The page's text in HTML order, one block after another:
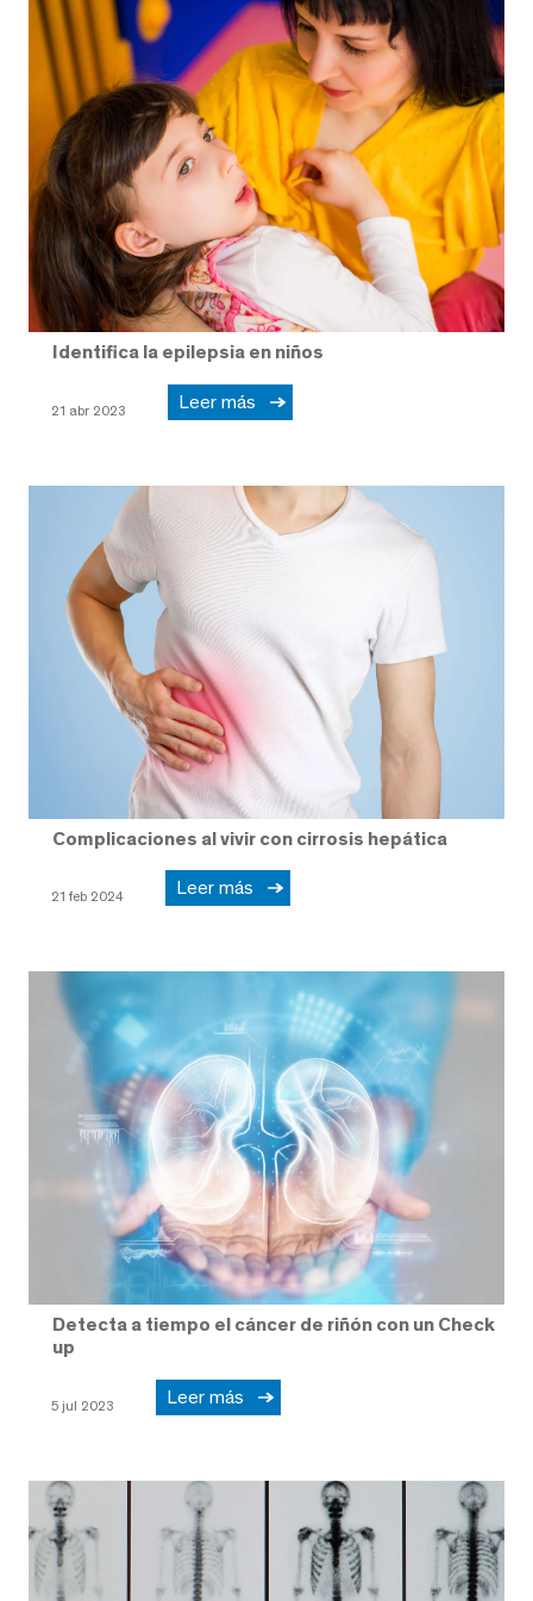
Identifica la epilepsia en niños
21 abr 2023 Leer más
Complicaciones al vivir con cirrosis hepática
21 feb 2024 Leer más
Detecta a tiempo el cáncer de riñón con un Check
up
5 jul 2023 Leer más